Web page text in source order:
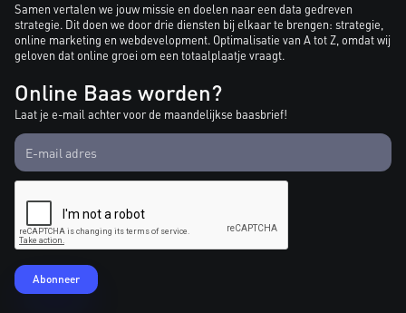
Samen vertalen we jouw missie en doelen naar een data gedreven
strategie. Dit doen we door drie diensten bij elkaar te brengen: strategie,
online marketing en webdevelopment. Optimalisatie van A tot Z, omdat wij
geloven dat online groei om een totaalplaatje vraagt.
Online Baas worden?
Laat je e-mail achter voor de maandelijkse baasbrief!